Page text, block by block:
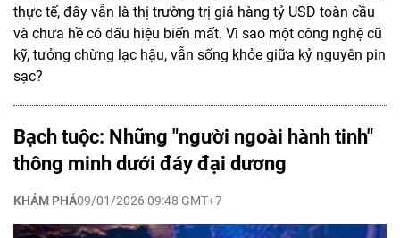
thực tế, đây vẫn là thị trường trị giá hàng tỷ USD toàn cầu
và chưa hề có dấu hiệu biến mất. Vì sao một công nghệ cũ
kỹ, tưởng chừng lạc hậu, vẫn sống khỏe giữa kỷ nguyên pin
sạc?
Bạch tuộc: Những "người ngoài hành tinh"
thông minh dưới đáy đại dương
KHÁM PHÁ09/01/2026 09:48 GMT+7